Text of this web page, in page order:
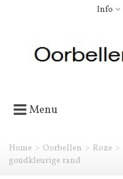
Info
Menu
Home > Oorbellen > Roze >
goudkleurige rand